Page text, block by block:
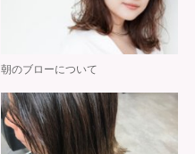
朝のブローについて